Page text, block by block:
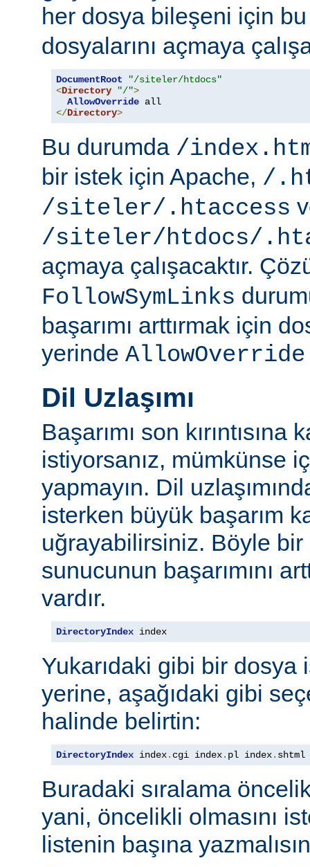
her dosya bileşeni için
dosyalarını açmaya
DocumentRoot
"/siteler/htdocs"
<Directory "/">
AllowOverride
</Directory>
Bu durumda /
bir istek için Apache, /
/siteler/.htaccess
/siteler/htdocs/
açmaya çalışacaktır.
FollowSymLinks
başarımı arttırmak için
yerinde AllowOverride
Dil Uzlaşımı
Başarımı son kırıntısına
istiyorsanız, mümkünse
yapmayın. Dil
isterken büyük başarım
uğrayabilirsiniz. Böyle bir
sunucunun başarımını
vardır.
DirectoryIndex index
Yukarıdaki gibi bir dosya
yerine, aşağıdaki gibi
halinde belirtin:
DirectoryIndex index. cgi index. pl index. shtml
Buradaki sıralama
yani, öncelikli olmasını
listenin başına